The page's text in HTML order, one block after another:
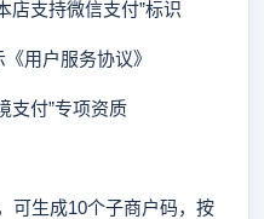
支持微信支付”标识
用户服务协议》
付”专项资质
生成10个子商户码，按